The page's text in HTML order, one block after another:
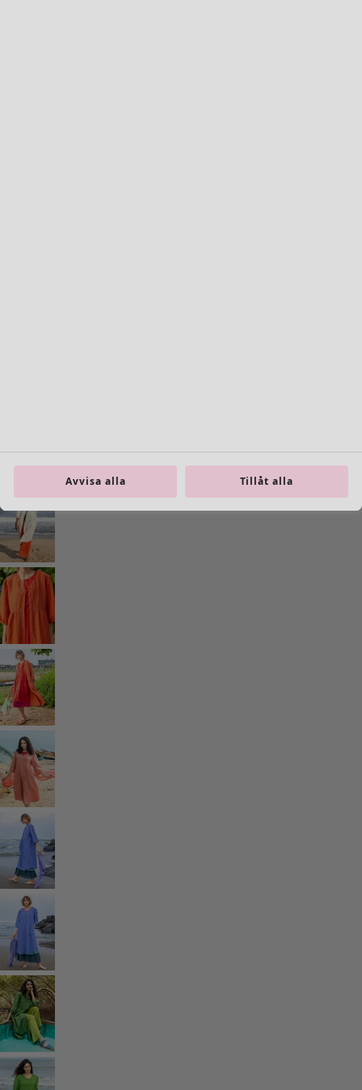
Inredning
Nyheter
All inredning
Gardiner
Kuddar & kuddfodral
Mattor
Frotté
Böcker
Tidigare favoriter
Rum
Badrum
Vardagsrum
Kök & matplats
Shoppa stilen
Klassisk och allmoge inredning
Avvisa alla Tillåt alla